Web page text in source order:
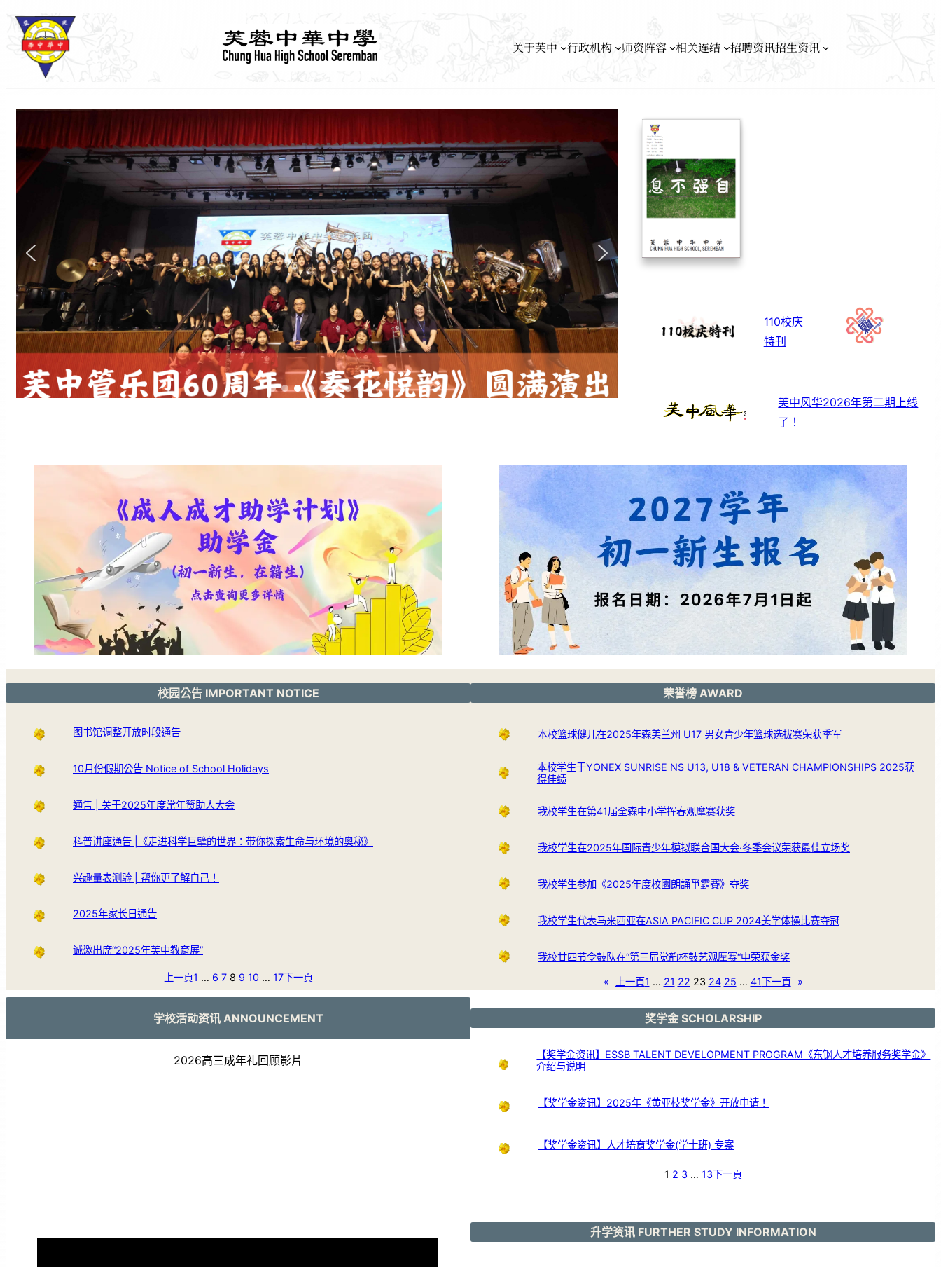
关于芙中 行政机构 师资阵容 相关连结 招聘资讯招生资讯
110校庆
特刊
芙中风华2026年第二期上线
了！
校园公告 IMPORTANT NOTICE
图书馆调整开放时段通告
10月份假期公告 Notice of School Holidays
通告 | 关于2025年度常年赞助人大会
科普讲座通告 |《走进科学巨擘的世界：带你探索生命与环境的奥秘》
兴趣量表测验 | 帮你更了解自己！
2025年家长日通告
诚邀出席“2025年芙中教育展”
上一頁1 … 6 7 8 9 10 … 17下一頁
荣誉榜 AWARD
本校篮球健儿在2025年森美兰州 U17 男女青少年篮球选拔赛荣获季军
本校学生于YONEX SUNRISE NS U13, U18 & VETERAN CHAMPIONSHIPS 2025获
得佳绩
我校学生在第41届全森中小学挥春观摩赛获奖
我校学生在2025年国际青少年模拟联合国大会·冬季会议荣获最佳立场奖
我校学生参加《2025年度校園朗誦爭霸賽》夺奖
我校学生代表马来西亚在ASIA PACIFIC CUP 2024美学体操比赛夺冠
我校廿四节令鼓队在“第三届觉韵杯鼓艺观摩赛“中荣获金奖
« 上一頁1 … 21 22 23 24 25 … 41下一頁 »
学校活动资讯 ANNOUNCEMENT
2026高三成年礼回顾影片
奖学金 SCHOLARSHIP
【奖学金资讯】ESSB TALENT DEVELOPMENT PROGRAM《东钢人才培养服务奖学金》
介绍与说明
【奖学金资讯】2025年《黄亚枝奖学金》开放申请！
【奖学金资讯】人才培育奖学金(学士班) 专案
1 2 3 … 13下一頁
升学资讯 FURTHER STUDY INFORMATION